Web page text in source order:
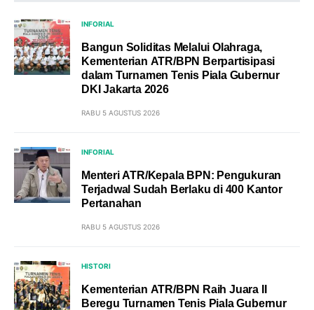
INFORIAL
Bangun Soliditas Melalui Olahraga,
Kementerian ATR/BPN Berpartisipasi
dalam Turnamen Tenis Piala Gubernur
DKI Jakarta 2026
RABU 5 AGUSTUS 2026
INFORIAL
Menteri ATR/Kepala BPN: Pengukuran
Terjadwal Sudah Berlaku di 400 Kantor
Pertanahan
RABU 5 AGUSTUS 2026
HISTORI
Kementerian ATR/BPN Raih Juara II
Beregu Turnamen Tenis Piala Gubernur